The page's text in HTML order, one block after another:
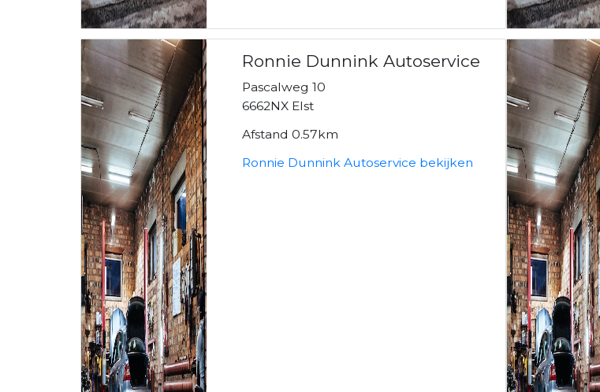
Ronnie Dunnink Autoservice
Pascalweg 10
6662NX Elst
Afstand 0.57km
Ronnie Dunnink Autoservice bekijken